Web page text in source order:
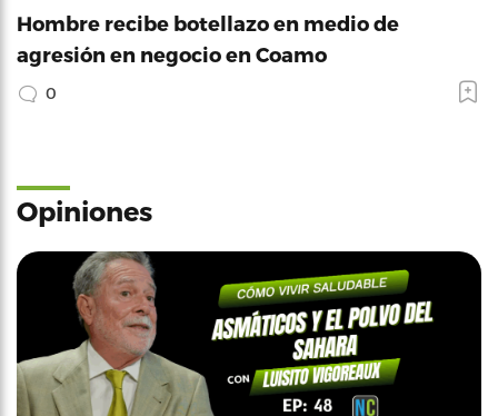
Hombre recibe botellazo en medio de
agresión en negocio en Coamo
0
Opiniones